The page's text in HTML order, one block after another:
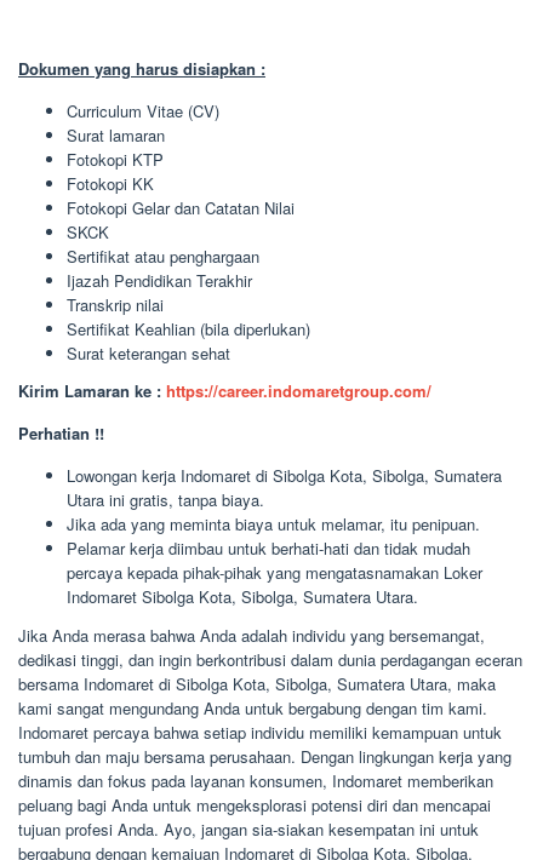
Dokumen yang harus disiapkan :
Curriculum Vitae (CV)
Surat lamaran
Fotokopi KTP
Fotokopi KK
Fotokopi Gelar dan Catatan Nilai
SKCK
Sertifikat atau penghargaan
Ijazah Pendidikan Terakhir
Transkrip nilai
Sertifikat Keahlian (bila diperlukan)
Surat keterangan sehat
Kirim Lamaran ke : https://career.indomaretgroup.com/
Perhatian !!
Lowongan kerja Indomaret di Sibolga Kota, Sibolga, Sumatera
Utara ini gratis, tanpa biaya.
Jika ada yang meminta biaya untuk melamar, itu penipuan.
Pelamar kerja diimbau untuk berhati-hati dan tidak mudah
percaya kepada pihak-pihak yang mengatasnamakan Loker
Indomaret Sibolga Kota, Sibolga, Sumatera Utara.
Jika Anda merasa bahwa Anda adalah individu yang bersemangat,
dedikasi tinggi, dan ingin berkontribusi dalam dunia perdagangan eceran
bersama Indomaret di Sibolga Kota, Sibolga, Sumatera Utara, maka
kami sangat mengundang Anda untuk bergabung dengan tim kami.
Indomaret percaya bahwa setiap individu memiliki kemampuan untuk
tumbuh dan maju bersama perusahaan. Dengan lingkungan kerja yang
dinamis dan fokus pada layanan konsumen, Indomaret memberikan
peluang bagi Anda untuk mengeksplorasi potensi diri dan mencapai
tujuan profesi Anda. Ayo, jangan sia-siakan kesempatan ini untuk
bergabung dengan kemajuan Indomaret di Sibolga Kota, Sibolga,